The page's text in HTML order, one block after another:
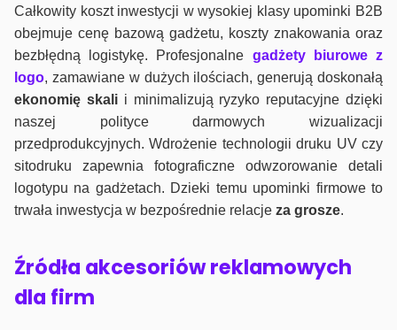
Całkowity koszt inwestycji w wysokiej klasy upominki B2B
obejmuje cenę bazową gadżetu, koszty znakowania oraz
bezbłędną logistykę. Profesjonalne gadżety biurowe z
logo, zamawiane w dużych ilościach, generują doskonałą
ekonomię skalii minimalizują ryzyko reputacyjne dzięki
naszej polityce darmowych wizualizacji
przedprodukcyjnych. Wdrożenie technologii druku UV czy
sitodruku zapewnia fotograficzne odwzorowanie detali
logotypu na gadżetach. Dzieki temu upominki firmowe to
trwała inwestycja w bezpośrednie relacje za grosze.
Źródła akcesoriów reklamowych
dla firm